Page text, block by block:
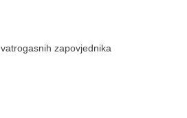
zapovjednika